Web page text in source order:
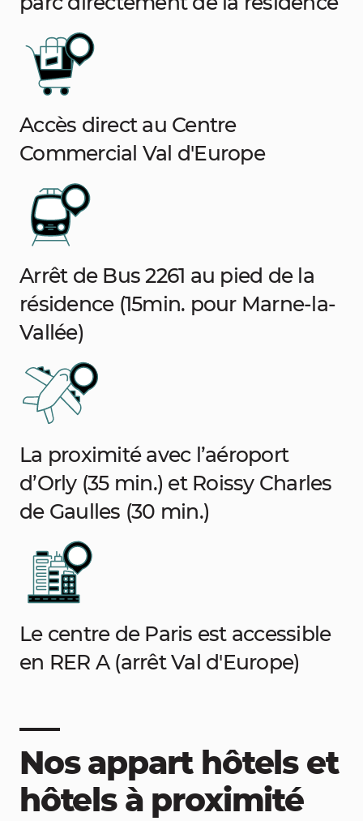
Accès direct au Centre
Commercial Val d'Europe
Arrêt de Bus 2261 au pied de la
résidence (15min. pour Marne-la-
Vallée)
La proximité avec l’aéroport
d’Orly (35 min.) et Roissy Charles
de Gaulles (30 min.)
Le centre de Paris est accessible
en RER A (arrêt Val d'Europe)
Nos appart hôtels et
hôtels à proximité